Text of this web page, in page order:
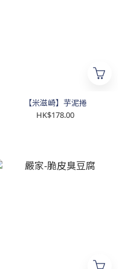
【米滋崎】芋泥捲
HK$178.00